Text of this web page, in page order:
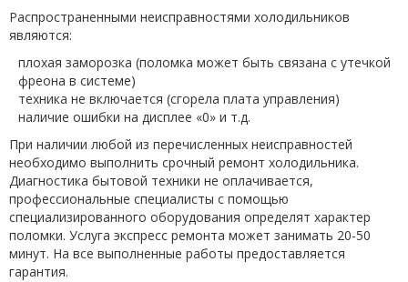
Распространенными неисправностями холодильников
являются:
плохая заморозка (поломка может быть связана с утечкой
фреона в системе)
техника не включается (сгорела плата управления)
наличие ошибки на дисплее «0» и т.д.
При наличии любой из перечисленных неисправностей
необходимо выполнить срочный ремонт холодильника.
Диагностика бытовой техники не оплачивается,
профессиональные специалисты с помощью
специализированного оборудования определят характер
поломки. Услуга экспресс ремонта может занимать 20-50
минут. На все выполненные работы предоставляется
гарантия.